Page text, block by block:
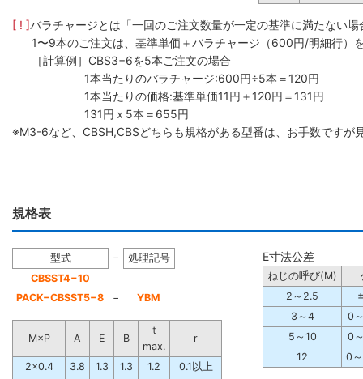
[ ! ]バラチャージとは「一回のご注文数量が一定の基準に満たない
1〜9本のご注文は、基準単価＋バラチャージ（600円/明細行）
［計算例］CBS3−6を5本ご注文の場合
1本当たりのバラチャージ:600円÷5本＝120円
1本当たりの価格:基準単価11円＋120円＝131円
131円ｘ5本＝655円
※M3-6など、CBSH,CBSどちらも規格がある型番は、お手数ですが
規格表
型式 −
処理記号
CBSST4−10
PACK−CBSST5−8
− YBM
M×P A E B
ｔ
max.
r
2×0.4 3.8 1.3 1.3 1.2
0.1以上
E寸法公差
ねじの呼び(M)
2～2.5
3～4
0
5～10
0
12
0